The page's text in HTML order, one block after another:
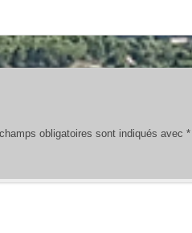
obligatoires sont indiqués avec *